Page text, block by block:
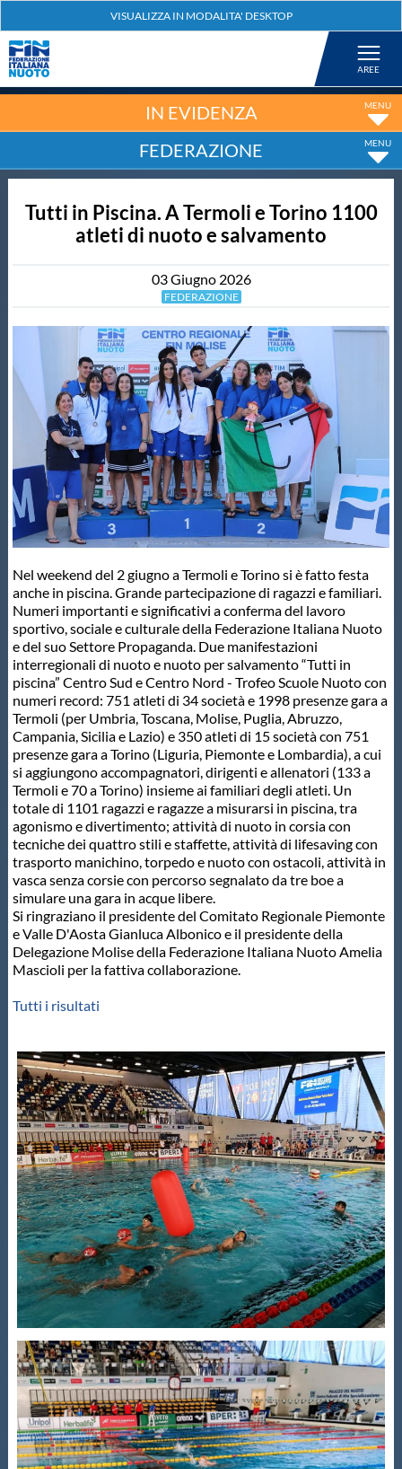
Nuoto
Tuffi
Fondo
Salvamento
Master
Formazione
GUG
Scuole Nuoto
Propaganda
Centri Federali
Area Legislativa
Protezione Civile
Qualità
Sostenibilità
Archivio News
Flash News
Galleria fotografica
Videogallery
Intranet
Webmail
Contatti
IN EVIDENZA
FEDERAZIONE
Tutti in Piscina. A Termoli e Torino 1100
atleti di nuoto e salvamento
03Giugno 2026
FEDERAZIONE
Nel weekend del 2 giugno a Termoli e Torino si è fatto festa
anche in piscina. Grande partecipazione di ragazzi e familiari.
Numeri importanti e significativi a conferma del lavoro
sportivo, sociale e culturale della Federazione Italiana Nuoto
e del suo Settore Propaganda. Due manifestazioni
interregionali di nuoto e nuoto per salvamento “Tutti in
piscina” Centro Sud e Centro Nord - Trofeo Scuole Nuoto con
numeri record: 751 atleti di 34 società e 1998 presenze gara a
Termoli (per Umbria, Toscana, Molise, Puglia, Abruzzo,
Campania, Sicilia e Lazio) e 350 atleti di 15 società con 751
presenze gara a Torino (Liguria, Piemonte e Lombardia), a cui
si aggiungono accompagnatori, dirigenti e allenatori (133 a
Termoli e 70 a Torino) insieme ai familiari degli atleti. Un
totale di 1101 ragazzi e ragazze a misurarsi in piscina, tra
agonismo e divertimento; attività di nuoto in corsia con
tecniche dei quattro stili e staffette, attività di lifesaving con
trasporto manichino, torpedo e nuoto con ostacoli, attività in
vasca senza corsie con percorso segnalato da tre boe a
simulare una gara in acque libere.
Si ringraziano il presidente del Comitato Regionale Piemonte
e Valle D'Aosta Gianluca Albonico e il presidente della
Delegazione Molise della Federazione Italiana Nuoto Amelia
Mascioli per la fattiva collaborazione.
Tutti i risultati